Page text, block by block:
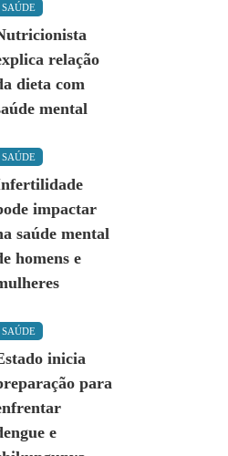
SAÚDE
relação
dieta com
mental
SAÚDE
impactar
saúde mental
homens e
SAÚDE
inicia
para
e